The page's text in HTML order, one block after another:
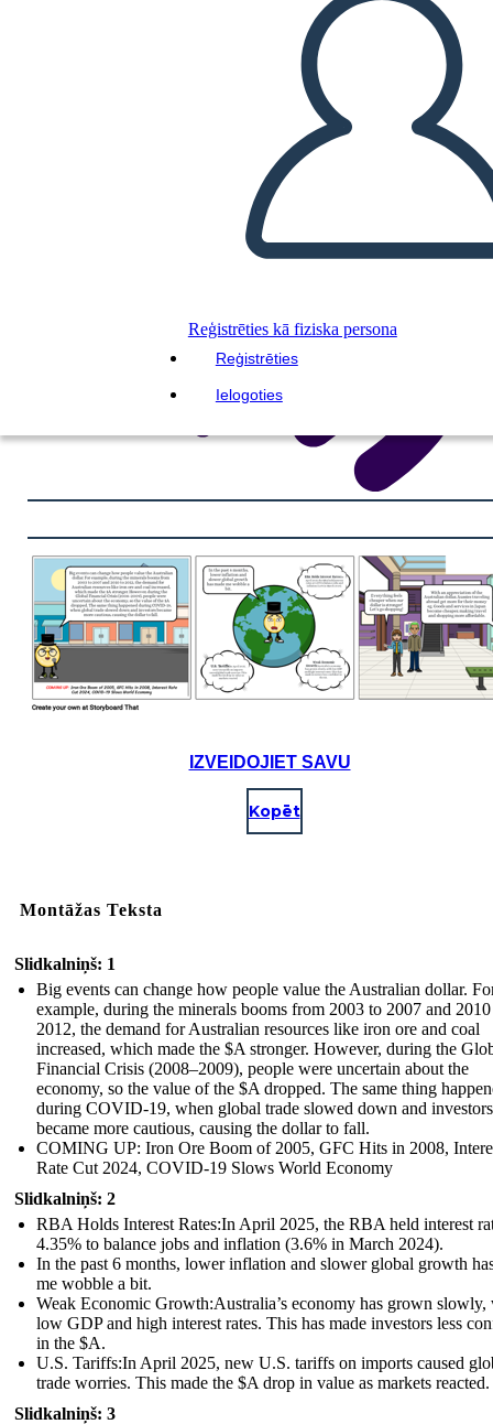
Reģistrēties kā fiziska persona
Reģistrēties
Ielogoties
ATSKAŅOT SLAIDRĀDI
IZLASI MAN
IZVEIDOJIET SAVU
Kopēt
Montāžas Teksta
Slidkalniņš: 1
Big events can change how people value the Australian dollar.
example, during the minerals booms from 2003 to 2007 and
2012, the demand for Australian resources like iron ore and coal
increased, which made the $A stronger. However, during the
Financial Crisis (2008–2009), people were uncertain about the
economy, so the value of the $A dropped. The same thing
during COVID-19, when global trade slowed down and investors
became more cautious, causing the dollar to fall.
COMING UP: Iron Ore Boom of 2005, GFC Hits in 2008,
Rate Cut 2024, COVID-19 Slows World Economy
Slidkalniņš: 2
RBA Holds Interest Rates:In April 2025, the RBA held interest
4.35% to balance jobs and inflation (3.6% in March 2024).
In the past 6 months, lower inflation and slower global growth
me wobble a bit.
Weak Economic Growth:Australia’s economy has grown slowly,
low GDP and high interest rates. This has made investors less
in the $A.
U.S. Tariffs:In April 2025, new U.S. tariffs on imports caused
trade worries. This made the $A drop in value as markets reacted.
Slidkalniņš: 3